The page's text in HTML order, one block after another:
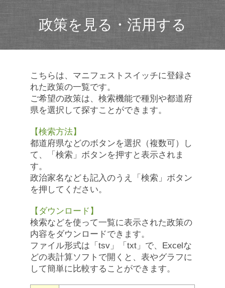
政策を見る・活用する
こちらは、マニフェストスイッチに登録さ
れた政策の一覧です。
ご希望の政策は、検索機能で種別や都道府
県を選択して探すことができます。
【検索方法】
都道府県などのボタンを選択（複数可）し
て、「検索」ボタンを押すと表示されま
す。
政治家名なども記入のうえ「検索」ボタン
を押してください。
【ダウンロード】
検索などを使って一覧に表示された政策の
内容をダウンロードできます。
ファイル形式は「tsv」「txt」で、Excelな
どの表計算ソフトで開くと、表やグラフに
して簡単に比較することができます。